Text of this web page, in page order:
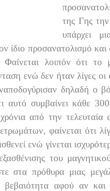
της Γης
υπάρχει
ίδιο προσανατολισμό
Φαίνεται λοιπόν ότι το
ενώ δεν ήταν λίγες
δηλαδή ο
αυτό συμβαίνει κάθε
από την
φαίνεται ότι
ενώ γίνεται
του
στα πρόθυρα μιας
βεβαιότητα αφού αν